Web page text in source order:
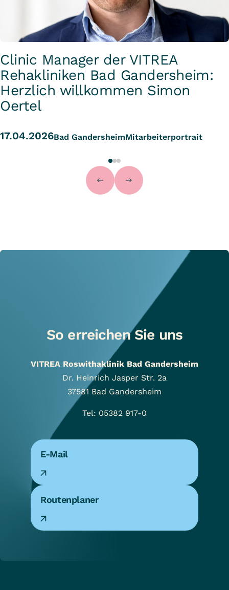
Clinic Manager der VITREA
Rehakliniken Bad Gandersheim:
Herzlich willkommen Simon
Oertel
17.04.2026Bad GandersheimMitarbeiterportrait
So erreichen Sie uns
VITREA Roswithaklinik Bad Gandersheim
Dr. Heinrich Jasper Str. 2a
37581 Bad Gandersheim
Tel: 05382 917-0
E-Mail
Routenplaner